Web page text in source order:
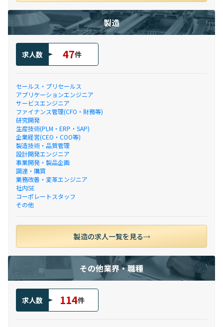
製造
求人数 47件
セールス・プリセールス
アプリケーションエンジニア
サービスエンジニア
ファイナンス管理(CFO・財務等)
研究開発
生産技術(PLM・ERP・SAP)
企業経営(CEO・COO等)
製造技術・品質管理
設計開発エンジニア
事業開発・製品企画
調達・購買
業務改善・変革エンジニア
社内SE
コーポレートスタッフ
その他
製造の求人一覧を見る
その他業界・職種
求人数 114件